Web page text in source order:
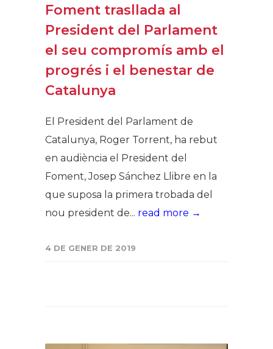
Foment trasllada al
President del Parlament
el seu compromís amb el
progrés i el benestar de
Catalunya
El President del Parlament de
Catalunya, Roger Torrent, ha rebut
en audiència el President del
Foment, Josep Sánchez Llibre en la
que suposa la primera trobada del
nou president de... read more →
4 DE GENER DE 2019